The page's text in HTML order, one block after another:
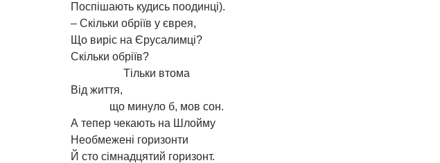
Поспішають кудись поодинці).
– Скільки обріїв у єврея,
Що виріс на Єрусалимці?
Скільки обріїв?
Тільки втома
Від життя,
що минуло б, мов сон.
А тепер чекають на Шлойму
Необмежені горизонти
Й сто сімнадцятий горизонт.